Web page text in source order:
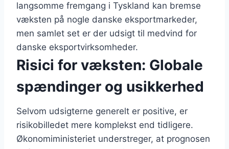
langsomme fremgang i Tyskland kan bremse
væksten på nogle danske eksportmarkeder,
men samlet set er der udsigt til medvind for
danske eksportvirksomheder.
Risici for væksten: Globale
spændinger og usikkerhed
Selvom udsigterne generelt er positive, er
risikobilledet mere komplekst end tidligere.
Økonomiministeriet understreger, at prognosen